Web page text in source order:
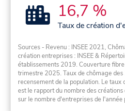
16,7 %
Taux de création
Sources - Revenu : INSEE 2021,
création entreprises : INSEE &
établissements 2019. Couverture
trimestre 2025. Taux de chômage des
recensement de la population. Le
est le rapport du nombre des
sur le nombre d'entreprises de l'année